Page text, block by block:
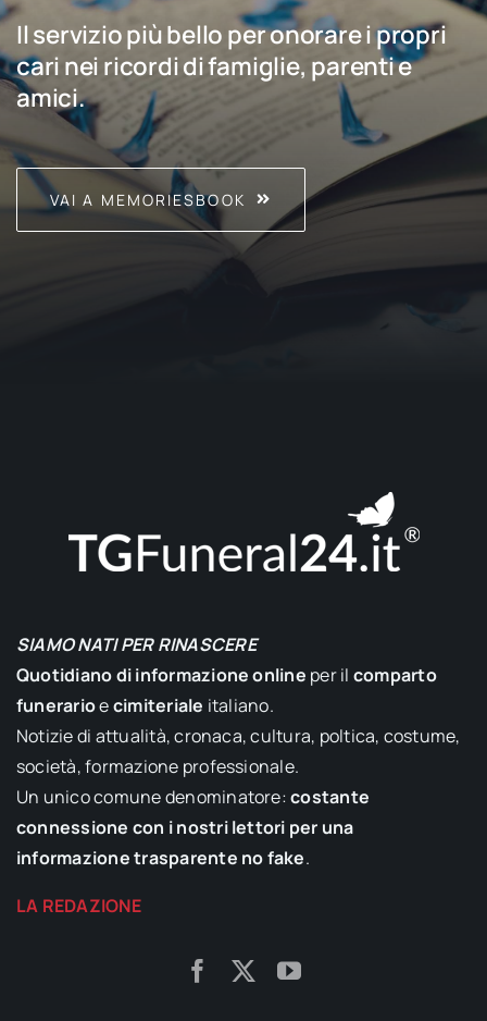
Il servizio più bello per onorare i propri
cari nei ricordi di famiglie, parenti e
amici.
VAI A MEMORIESBOOK
SIAMO NATI PER RINASCERE
Quotidiano di informazione online per il comparto
funerarioecimiteriale italiano.
Notizie di attualità, cronaca, cultura, poltica, costume,
società, formazione professionale.
Un unico comune denominatore:costante
connessione con i nostri lettori per una
informazione trasparente no fake.
LA REDAZIONE